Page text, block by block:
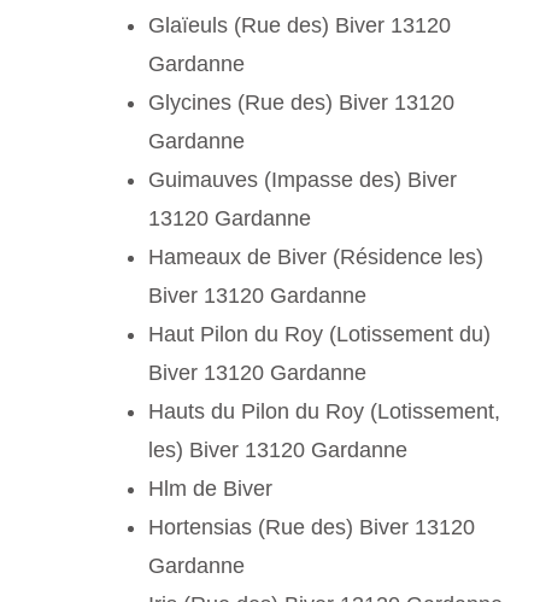
Glaïeuls (Rue des) Biver 13120
Gardanne
Glycines (Rue des) Biver 13120
Gardanne
Guimauves (Impasse des) Biver
13120 Gardanne
Hameaux de Biver (Résidence les)
Biver 13120 Gardanne
Haut Pilon du Roy (Lotissement du)
Biver 13120 Gardanne
Hauts du Pilon du Roy (Lotissement,
les) Biver 13120 Gardanne
Hlm de Biver
Hortensias (Rue des) Biver 13120
Gardanne